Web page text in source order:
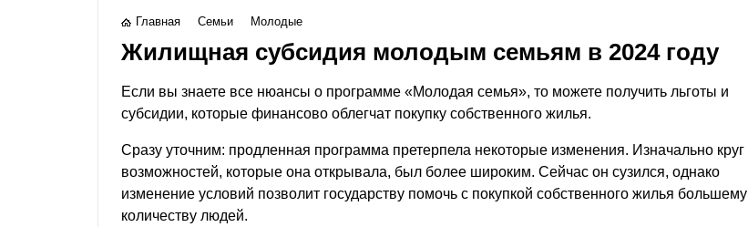
Главная Семьи Молодые
Жилищная субсидия молодым семьям в 2024 году
Если вы знаете все нюансы о программе «Молодая семья», то можете получить льготы и
субсидии, которые финансово облегчат покупку собственного жилья.
Сразу уточним: продленная программа претерпела некоторые изменения. Изначально круг
возможностей, которые она открывала, был более широким. Сейчас он сузился, однако
изменение условий позволит государству помочь с покупкой собственного жилья большему
количеству людей.